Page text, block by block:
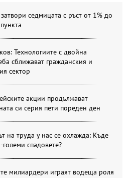
седмицата с ръст от 1% до
Технологиите с двойна
сближават гражданския и
сектор
акции продължават
си серия пети пореден ден
на труда у нас се охлажда: Къде
големи спадовете?
милиардери играят водеща роля